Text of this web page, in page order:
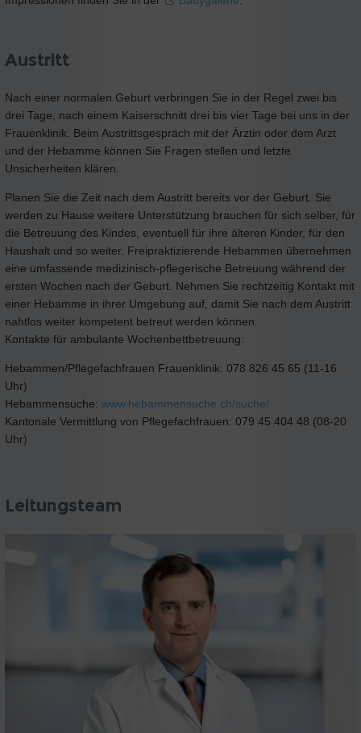
Austritt
Nach einer normalen Geburt verbringen Sie in der Regel zwei bis
drei Tage, nach einem Kaiserschnitt drei bis vier Tage bei uns in der
Frauenklinik. Beim Austrittsgespräch mit der Ärztin oder dem Arzt
und der Hebamme können Sie Fragen stellen und letzte
Unsicherheiten klären.
Planen Sie die Zeit nach dem Austritt bereits vor der Geburt. Sie
werden zu Hause weitere Unterstützung brauchen für sich selber, für
die Betreuung des Kindes, eventuell für ihre älteren Kinder, für den
Haushalt und so weiter. Freipraktizierende Hebammen übernehmen
eine umfassende medizinisch-pflegerische Betreuung während der
ersten Wochen nach der Geburt. Nehmen Sie rechtzeitig Kontakt mit
einer Hebamme in ihrer Umgebung auf, damit Sie nach dem Austritt
nahtlos weiter kompetent betreut werden können.
Kontakte für ambulante Wochenbettbetreuung:
Hebammen/Pflegefachfrauen Frauenklinik: 078 826 45 65 (11-16
Uhr)
Hebammensuche: www.hebammensuche.ch/suche/
Kantonale Vermittlung von Pflegefachfrauen: 079 45 404 48 (08-20
Uhr)
Leitungsteam